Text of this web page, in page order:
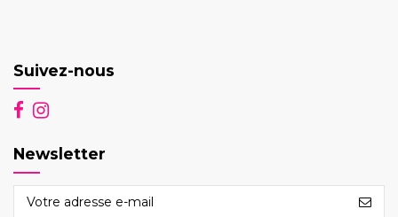
Suivez-nous
Newsletter